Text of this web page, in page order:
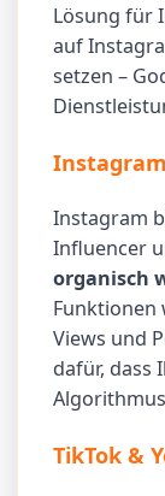
Lösung für
auf
setzen –
Instagram
Influencer
organisch
Funktionen
Views und
dafür, dass
TikTok &